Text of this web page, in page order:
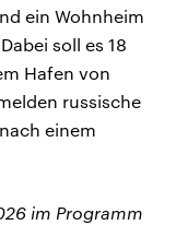
ein Wohnheim
soll es 18
Hafen von
russische
einem
im Programm